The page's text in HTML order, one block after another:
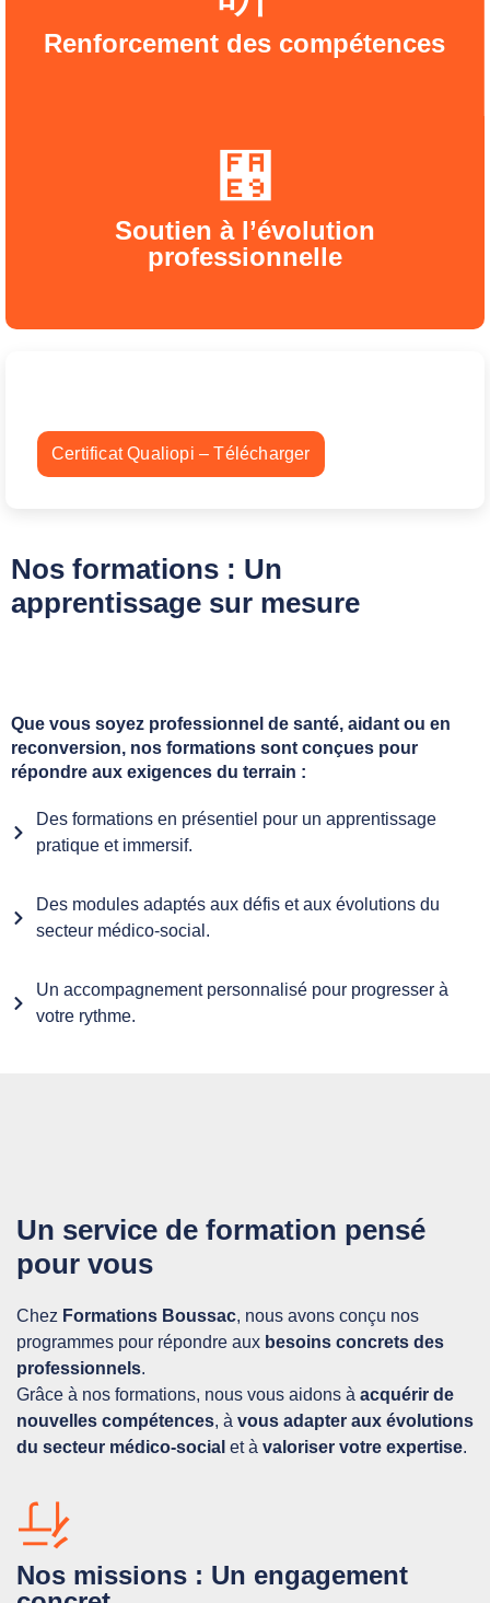
Renforcement des compétences
Soutien à l’évolution
professionnelle
Certificat Qualiopi – Télécharger
Nos formations : Un
apprentissage sur mesure
Que vous soyez professionnel de santé, aidant ou en
reconversion, nos formations sont conçues pour
répondre aux exigences du terrain :
Des formations en présentiel pour un apprentissage
pratique et immersif.
Des modules adaptés aux défis et aux évolutions du
secteur médico-social.
Un accompagnement personnalisé pour progresser à
votre rythme.
Un service de formation pensé
pour vous
Chez Formations Boussac, nous avons conçu nos
programmes pour répondre aux besoins concrets des
professionnels.
Grâce à nos formations, nous vous aidons à acquérir de
nouvelles compétences, à vous adapter aux évolutions
du secteur médico-social et à valoriser votre expertise.
Nos missions : Un engagement